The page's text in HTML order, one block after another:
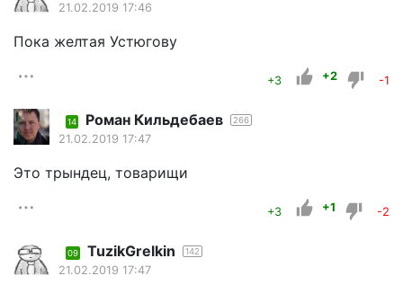
21.02.2019 17:46
Пока желтая Устюгову
+3 +2 -1
14 Роман Кильдебаев 266
21.02.2019 17:47
Это трындец, товарищи
+3 +1 -2
09 TuzikGrelkin 142
21.02.2019 17:47